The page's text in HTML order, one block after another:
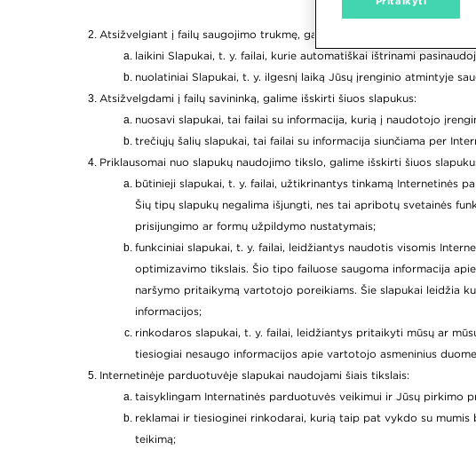
Atsižvelgiant į failų saugojimo trukmę, galime išskirti šiuos slapukus:
laikini Slapukai, t. y. failai, kurie automatiškai ištrinami
nuolatiniai Slapukai, t. y. ilgesnį laiką Jūsų įrenginio atmintyje
Atsižvelgdami į failų savininką, galime išskirti šiuos slapukus:
nuosavi slapukai, tai failai su informacija, kurią į naudotojo
trečiųjų šalių slapukai, tai failai su informacija siunčiama per
Priklausomai nuo slapukų naudojimo tikslo, galime išskirti šiuos
būtinieji slapukai, t. y. failai, užtikrinantys tinkamą Internetinės
Šių tipų slapukų negalima išjungti, nes tai apribotų svetainės
prisijungimo ar formų užpildymo nustatymais;
funkciniai slapukai, t. y. failai, leidžiantys naudotis visomis
optimizavimo tikslais. Šio tipo failuose saugoma informacija
naršymo pritaikymą vartotojo poreikiams. Šie slapukai leidžia
informacijos;
rinkodaros slapukai, t. y. failai, leidžiantys pritaikyti mūsų ar
tiesiogiai nesaugo informacijos apie vartotojo asmeninius
Internetinėje parduotuvėje slapukai naudojami šiais tikslais:
taisyklingam Internatinės parduotuvės veikimui ir Jūsų pirkimo
reklamai ir tiesioginei rinkodarai, kurią taip pat vykdo su
teikimą;